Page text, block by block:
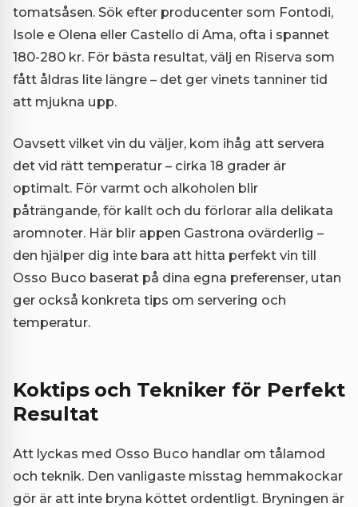
tomatsåsen. Sök efter producenter som Fontodi,
Isole e Olena eller Castello di Ama, ofta i spannet
180-280 kr. För bästa resultat, välj en Riserva som
fått åldras lite längre – det ger vinets tanniner tid
att mjukna upp.
Oavsett vilket vin du väljer, kom ihåg att servera
det vid rätt temperatur – cirka 18 grader är
optimalt. För varmt och alkoholen blir
påträngande, för kallt och du förlorar alla delikata
aromnoter. Här blir appen Gastrona ovärderlig –
den hjälper dig inte bara att hitta perfekt vin till
Osso Buco baserat på dina egna preferenser, utan
ger också konkreta tips om servering och
temperatur.
Koktips och Tekniker för Perfekt
Resultat
Att lyckas med Osso Buco handlar om tålamod
och teknik. Den vanligaste misstag hemmakockar
gör är att inte bryna köttet ordentligt. Bryningen är